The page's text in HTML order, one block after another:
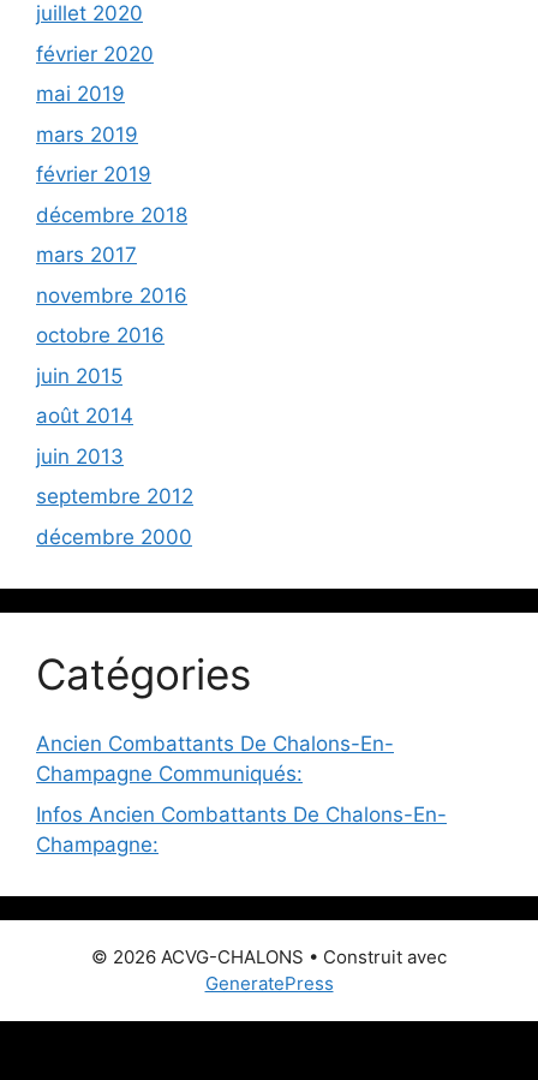
juillet 2020
février 2020
mai 2019
mars 2019
février 2019
décembre 2018
mars 2017
novembre 2016
octobre 2016
juin 2015
août 2014
juin 2013
septembre 2012
décembre 2000
Catégories
Ancien Combattants De Chalons-En-
Champagne Communiqués:
Infos Ancien Combattants De Chalons-En-
Champagne:
© 2026 ACVG-CHALONS • Construit avec
GeneratePress